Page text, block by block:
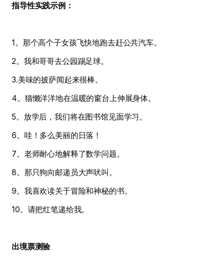
指导性实践示例：
1。那个高个子女孩飞快地跑去赶公共汽车。
2。我和哥哥去公园踢足球。
3.美味的披萨闻起来很棒。
4。猫懒洋洋地在温暖的窗台上伸展身体。
5。放学后，我们将在图书馆见面学习。
6。哇！多么美丽的日落！
7。老师耐心地解释了数学问题。
8。那只狗向邮递员大声吠叫。
9。我喜欢读关于冒险和神秘的书。
10。请把红笔递给我。
出境票测验